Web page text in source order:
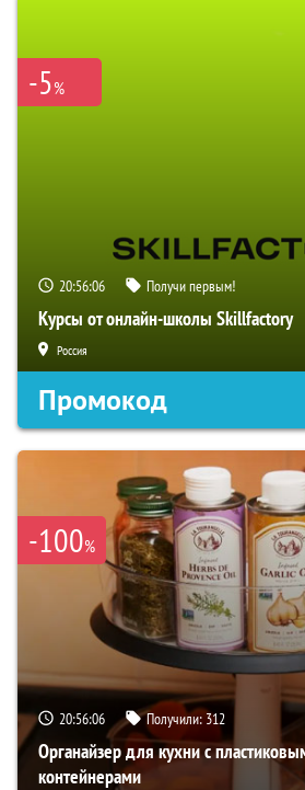
-5%
20:56:05 Получи первым!
Курсы от онлайн-школы Skillfactory
Россия
Промокод
-100%
20:56:05 Получили: 312
Органайзер для кухни с
контейнерами